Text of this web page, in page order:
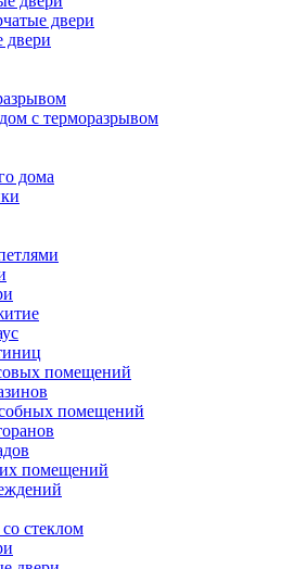
двери
двери
с терморазрывом
дома
помещений
помещений
помещений
стеклом